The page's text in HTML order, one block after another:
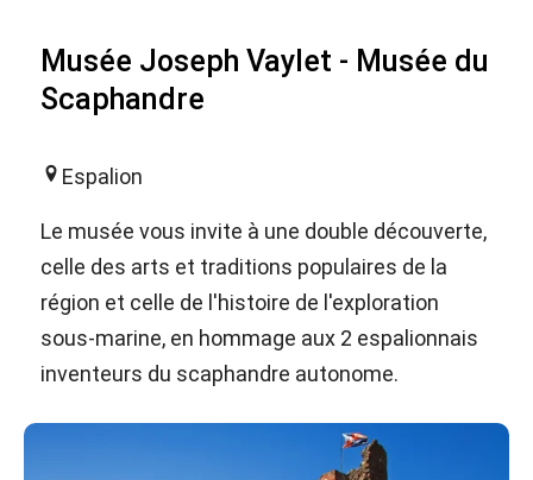
Musée Joseph Vaylet - Musée du
Scaphandre
Espalion
Le musée vous invite à une double découverte,
celle des arts et traditions populaires de la
région et celle de l'histoire de l'exploration
sous-marine, en hommage aux 2 espalionnais
inventeurs du scaphandre autonome.